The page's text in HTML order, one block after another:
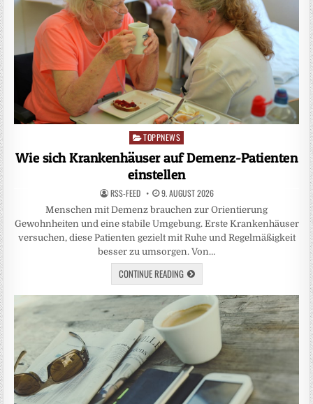
Posted
in
TOPPNEWS
Wie sich Krankenhäuser auf Demenz-Patienten
einstellen
RSS-FEED 9. AUGUST 2026
Menschen mit Demenz brauchen zur Orientierung
Gewohnheiten und eine stabile Umgebung. Erste Krankenhäuser
versuchen, diese Patienten gezielt mit Ruhe und Regelmäßigkeit
besser zu umsorgen. Von…
CONTINUE READING